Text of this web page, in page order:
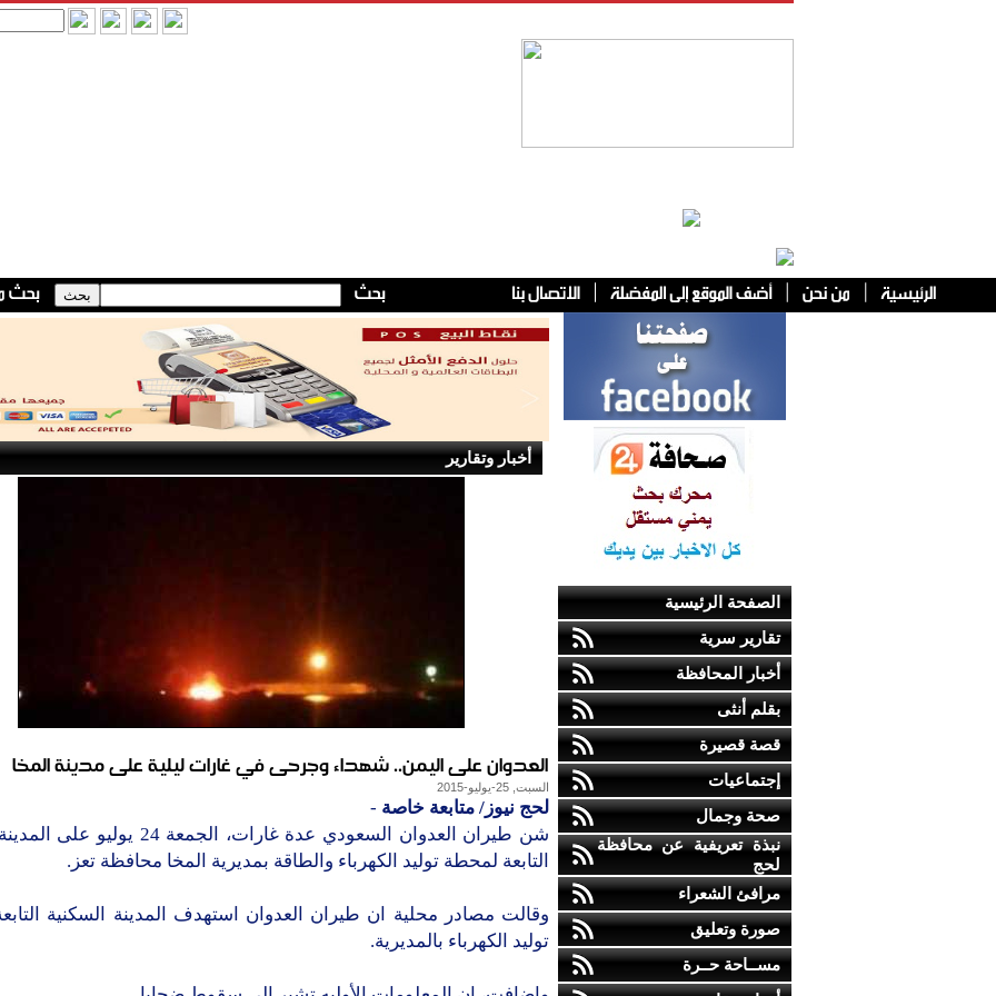
الصفحة الرئيسية
تقارير سرية
أخبار المحافظة
بقلم أنثى
قصة قصيرة
إجتماعيات
صحة وجمال
نبذة تعريفية عن محافظة
لحج
مرافئ الشعراء
صورة وتعليق
مســاحة حــرة
أخبار وتقارير
العدوان على اليمن.. شهداء وجرحى في غارات ليلية على مدينة المخا
السبت, 25-يوليو-2015
لحج نيوز/ متابعة خاصة -
شن طيران العدوان السعودي عدة غارات، الجمعة 24
التابعة لمحطة توليد الكهرباء والطاقة بمديرية المخا محافظة تعز.
وقالت مصادر محلية ان طيران العدوان استهدف المدينة السكنية
توليد الكهرباء بالمديرية.